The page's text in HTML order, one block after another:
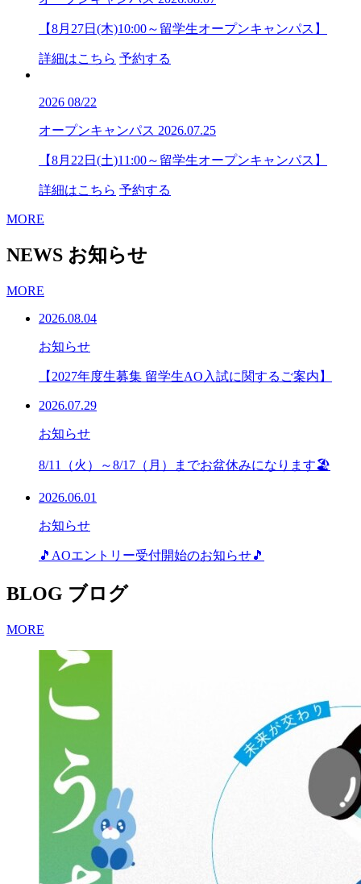
【8月27日(木)10:00～留学生オープンキャンパス】
詳細はこちら 予約する
2026 08/22
オープンキャンパス 2026.07.25
【8月22日(土)11:00～留学生オープンキャンパス】
詳細はこちら 予約する
MORE
NEWS お知らせ
MORE
2026.08.04
お知らせ
【2027年度生募集 留学生AO入試に関するご案内】
2026.07.29
お知らせ
8/11（火）～8/17（月）までお盆休みになります🏖
2026.06.01
お知らせ
🎵AOエントリー受付開始のお知らせ🎵
BLOG ブログ
MORE